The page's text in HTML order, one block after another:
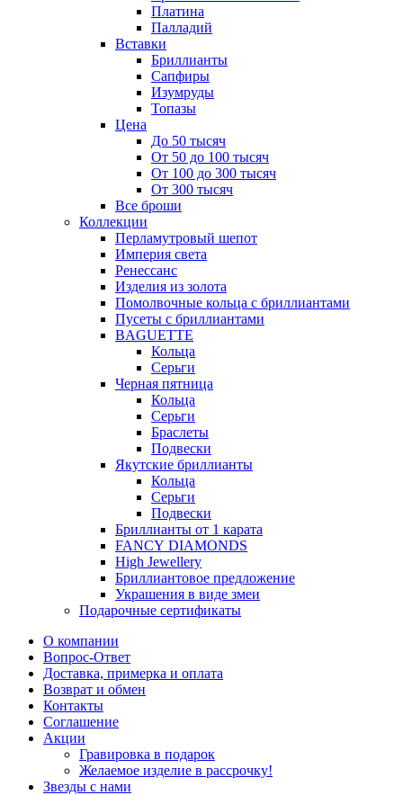
Платина
Палладий
Вставки
Бриллианты
Сапфиры
Изумруды
Топазы
Цена
До 50 тысяч
От 50 до 100 тысяч
От 100 до 300 тысяч
От 300 тысяч
Все броши
Коллекции
Перламутровый шепот
Империя света
Ренессанс
Изделия из золота
Помолвочные кольца с бриллиантами
Пусеты с бриллиантами
BAGUETTE
Кольца
Серьги
Черная пятница
Кольца
Серьги
Браслеты
Подвески
Якутские бриллианты
Кольца
Серьги
Подвески
Бриллианты от 1 карата
FANCY DIAMONDS
High Jewellery
Бриллиантовое предложение
Украшения в виде змеи
Подарочные сертификаты
О компании
Вопрос-Ответ
Доставка, примерка и оплата
Возврат и обмен
Контакты
Соглашение
Акции
Гравировка в подарок
Желаемое изделие в рассрочку!
Звезды с нами